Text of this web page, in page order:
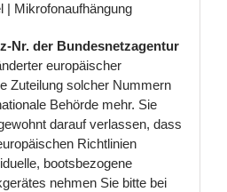
| Mikrofonaufhängung
Nr. der Bundesnetzagentur
europäischer
Zuteilung solcher Nummern
Behörde mehr. Sie
darauf verlassen, dass
Richtlinien
bootsbezogene
nehmen Sie bitte bei